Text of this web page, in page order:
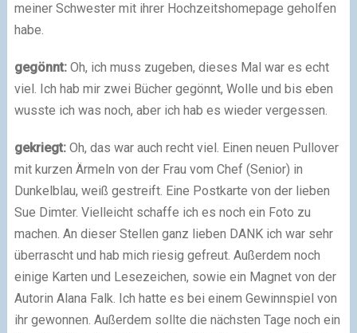
meiner Schwester mit ihrer Hochzeitshomepage geholfen
habe.
gegönnt:Oh, ich muss zugeben, dieses Mal war es echt
viel. Ich hab mir zwei Bücher gegönnt, Wolle und bis eben
wusste ich was noch, aber ich hab es wieder vergessen.
gekriegt:Oh, das war auch recht viel. Einen neuen Pullover
mit kurzen Ärmeln von der Frau vom Chef (Senior) in
Dunkelblau, weiß gestreift. Eine Postkarte von der lieben
Sue Dimter. Vielleicht schaffe ich es noch ein Foto zu
machen. An dieser Stellen ganz lieben DANK ich war sehr
überrascht und hab mich riesig gefreut. Außerdem noch
einige Karten und Lesezeichen, sowie ein Magnet von der
Autorin Alana Falk. Ich hatte es bei einem Gewinnspiel von
ihr gewonnen. Außerdem sollte die nächsten Tage noch ein